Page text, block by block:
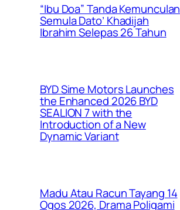
“Ibu Doa” Tanda Kemunculan
Semula Dato’ Khadijah
Ibrahim Selepas 26 Tahun
BYD Sime Motors Launches
the Enhanced 2026 BYD
SEALION 7 with the
Introduction of a New
Dynamic Variant
Madu Atau Racun Tayang 14
Ogos 2026, Drama Poligami